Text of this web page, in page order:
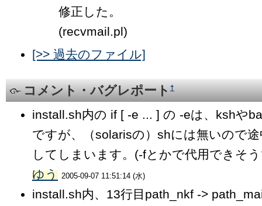
修正した。
(recvmail.pl)
[>> 過去のファイル]
コメント・バグレポート†
install.sh内の if [ -e ... ] の -eは、kshや
ですが、（solarisの）shには無いので
してしまいます。(-fとかで代用できそ
ゆう 2005-09-07 11:51:14 (水)
install.sh内、13行目path_nkf ->